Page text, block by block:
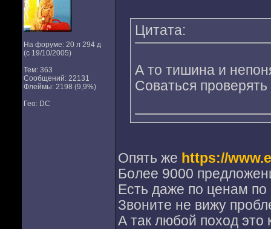
На форуме: 20 л 294 д
(с 19/10/2005)
Тем: 363
Сообщений: 22131
Флеймы: 2198 (9,9%)
Гео: DC
Цитата:
А то тишина и
Соваться
Опять же https://
Более 9000
Есть даже по ценам по
Звоните не вижу
А так любой поход это